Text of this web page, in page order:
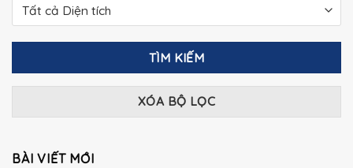
TÌM KIẾM
XÓA BỘ LỌC
BÀI VIẾT MỚI